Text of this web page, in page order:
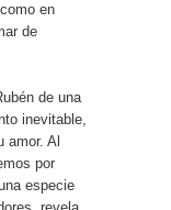
en
de
de una
inevitable,
amor. Al
por
especie